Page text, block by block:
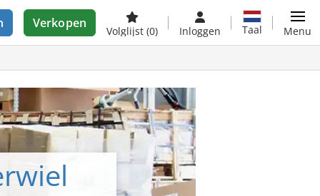
Verkopen
Volglijst (0) Inloggen Taal Menu